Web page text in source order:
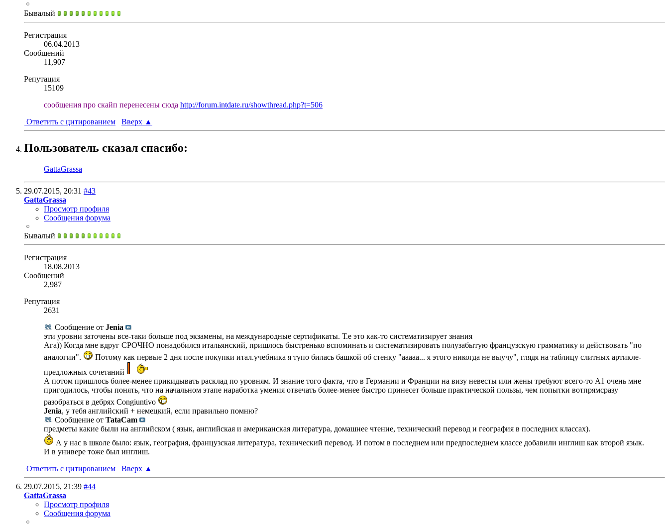
Бывалый
Регистрация
06.04.2013
Сообщений
11,907
Репутация
15109
сообщения про скайп перенесены сюда http://forum.intdate.ru/showthread.php?t=506
Ответить с цитированием
Вверх ▲
Пользователь сказал cпасибо:
GattaGrassa
29.07.2015, 20:31 #43
GattaGrassa
Просмотр профиля
Сообщения форума
Бывалый
Регистрация
18.08.2013
Сообщений
2,987
Репутация
2631
Сообщение от Jenia
эти уровни заточены все-таки больше под экзамены, на международные сертификаты. Т.е это как-то систематизирует знания
Ага)) Когда мне вдруг СРОЧНО понадобился итальянский, пришлось быстренько вспоминать и систематизировать полузабытую французскую грамматику и действовать "по
аналогии".
Потому как первые 2 дня после покупки итал.учебника я тупо билась башкой об стенку "ааааа... я этого никогда не выучу", глядя на таблицу слитных артикле-
предложных сочетаний
А потом пришлось более-менее прикидывать расклад по уровням. И знание того факта, что в Германии и Франции на визу невесты или жены требуют всего-то А1 очень мне
пригодилось, чтобы понять, что на начальном этапе наработка умения отвечать более-менее быстро принесет больше практической пользы, чем попытки вотпрямсразу
разобраться в дебрях Congiuntivo
Jenia, у тебя английский + немецкий, если правильно помню?
Сообщение от TataCam
предметы какие были на английском ( язык, английская и американская литература, домашнее чтение, технический перевод и география в последних классах).
А у нас в школе было: язык, география, французская литература, технический перевод. И потом в последнем или предпоследнем классе добавили инглиш как второй язык.
И в универе тоже был инглиш.
Ответить с цитированием
Вверх ▲
29.07.2015, 21:39 #44
GattaGrassa
Просмотр профиля
Сообщения форума